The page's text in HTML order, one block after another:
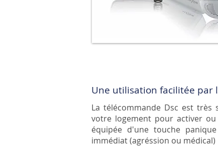
Une utilisation facilitée par
La télécommande Dsc est
votre logement pour activer
équipée d'une touche
immédiat (agréssion ou médical)